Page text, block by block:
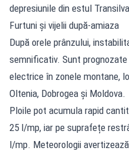
depresiunile din estul
Furtuni și vijelii după-amiaza
După orele prânzului,
semnificativ. Sunt
electrice în zonele montane,
Oltenia, Dobrogea și Moldova.
Ploile pot acumula rapid
25 l/mp, iar pe suprafețe
l/mp. Meteorologii